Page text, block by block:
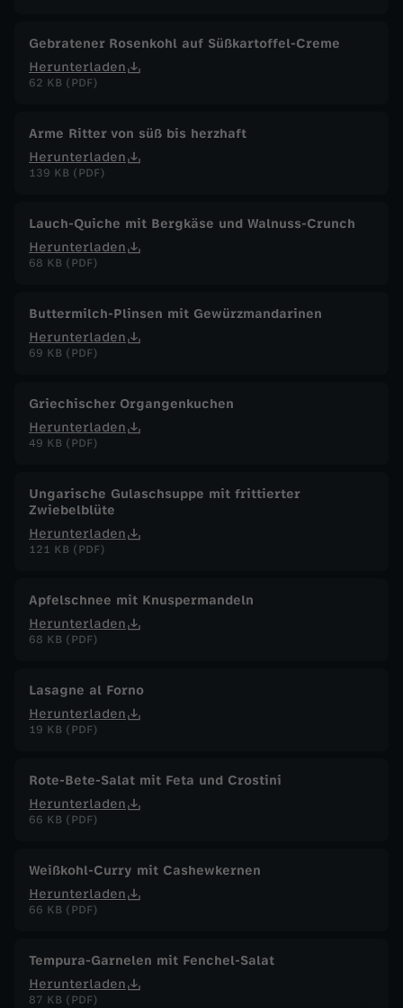
Gebratener Rosenkohl auf Süßkartoffel-Creme
Herunterladen
62 KB (PDF)
Arme Ritter von süß bis herzhaft
Herunterladen
139 KB (PDF)
Lauch-Quiche mit Bergkäse und Walnuss-Crunch
Herunterladen
68 KB (PDF)
Buttermilch-Plinsen mit Gewürzmandarinen
Herunterladen
69 KB (PDF)
Griechischer Organgenkuchen
Herunterladen
49 KB (PDF)
Ungarische Gulaschsuppe mit frittierter
Zwiebelblüte
Herunterladen
121 KB (PDF)
Apfelschnee mit Knuspermandeln
Herunterladen
68 KB (PDF)
Lasagne al Forno
Herunterladen
19 KB (PDF)
Rote-Bete-Salat mit Feta und Crostini
Herunterladen
66 KB (PDF)
Weißkohl-Curry mit Cashewkernen
Herunterladen
66 KB (PDF)
Tempura-Garnelen mit Fenchel-Salat
Herunterladen
87 KB (PDF)